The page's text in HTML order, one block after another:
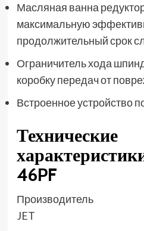
Масляная ванна
максимальную
продолжительный срок
Ограничитель хода
коробку передач от
Встроенное устройство
Технические
46PF
Производитель
JET